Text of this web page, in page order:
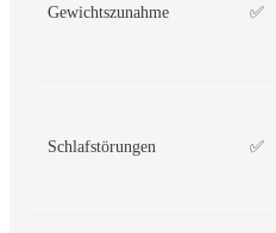
Gewichtszunahme ✅
Schlafstörungen ✅